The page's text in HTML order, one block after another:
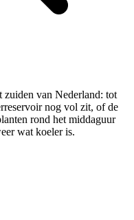
zuiden van Nederland: tot
nog vol zit, of de
rond het middaguur
wat koeler is.